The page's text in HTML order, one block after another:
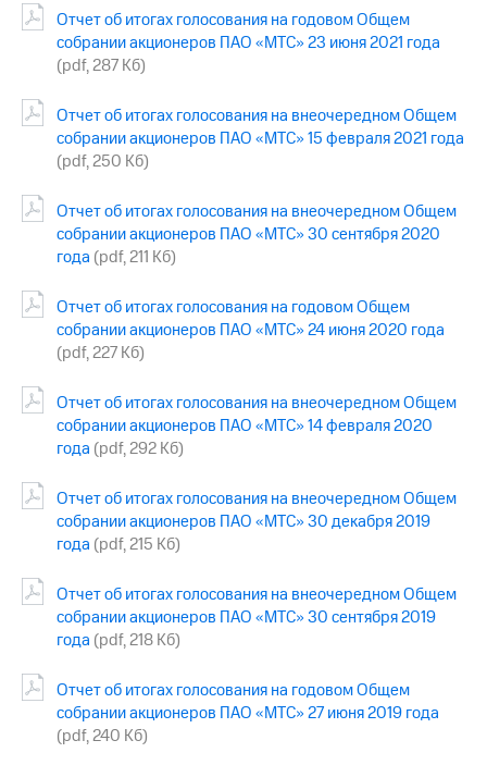
Информация
акционерам
Документы
ПАО
Собрания
акционеров
Личный
акционера
Акционерный
капитал
Контроль
аудит
Рынок
акций
Программа
приобретения
Порядок
акций
Дивиденды
Рынок
облигаций
Описание
Еврооблигации-2023
Уведомление
о
именных
облигаций
Другое
Отчет об итогах голосования на годовом Общем
собрании акционеров ПАО «МТС» 23 июня 2021 года
(pdf, 287 Кб)
Отчет об итогах голосования на внеочередном Общем
собрании акционеров ПАО «МТС» 15 февраля 2021 года
(pdf, 250 Кб)
Отчет об итогах голосования на внеочередном Общем
собрании акционеров ПАО «МТС» 30 сентября 2020
года (pdf, 211 Кб)
Отчет об итогах голосования на годовом Общем
собрании акционеров ПАО «МТС» 24 июня 2020 года
(pdf, 227 Кб)
Отчет об итогах голосования на внеочередном Общем
собрании акционеров ПАО «МТС» 14 февраля 2020
года (pdf, 292 Кб)
Отчет об итогах голосования на внеочередном Общем
собрании акционеров ПАО «МТС» 30 декабря 2019
года (pdf, 215 Кб)
Отчет об итогах голосования на внеочередном Общем
собрании акционеров ПАО «МТС» 30 сентября 2019
года (pdf, 218 Кб)
Отчет об итогах голосования на годовом Общем
собрании акционеров ПАО «МТС» 27 июня 2019 года
(pdf, 240 Кб)